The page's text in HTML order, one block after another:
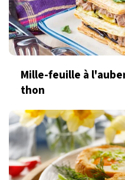
Mille-feuille à
thon